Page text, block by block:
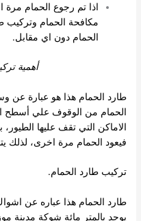
اذا تم رجوع الحمام
مكافحة الحمام وتركيب
الحمام دون اي مقابل.
أهمية
طارد الحمام هذا هو عبارة عن
الحمام من الوقوف علي أسطح
الاماكن التي تقف عليها
فيعود الحمام مرة اخرى، لذلك
تركيب طارد الحمام.
يوجد بالمتر مائة شوكة مدينة